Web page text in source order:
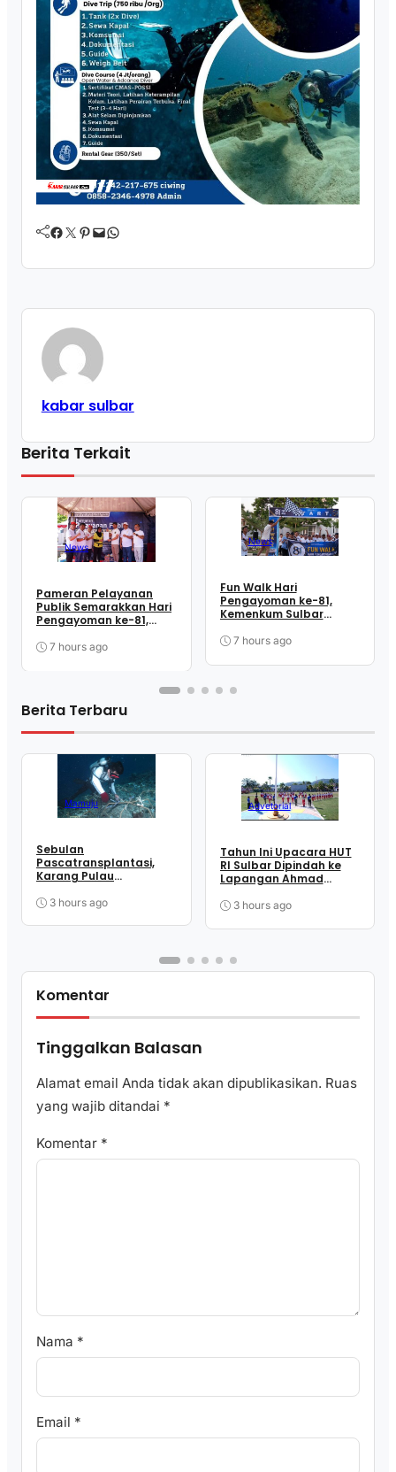
Facebook Twitter Pinterest Mail WhatsApp
kabar sulbar
Berita Terkait
News
Pameran Pelayanan
Publik Semarakkan Hari
Pengayoman ke-81,
Dekatkan Layanan ke
7 hours ago
News
Fun Walk Hari
Pengayoman ke-81,
Kemenkum Sulbar
Perkuat Kebersamaan
7 hours ago
Berita Terbaru
Mamuju
Sebulan
Pascatransplantasi,
Karang Pulau
Dimonitor
3 hours ago
Advetorial
Tahun Ini Upacara HUT
RI Sulbar Dipindah ke
Lapangan Ahmad
3 hours ago
Komentar
Tinggalkan Balasan
Alamat email Anda tidak akan dipublikasikan. Ruas
yang wajib ditandai *
Komentar *
Nama *
Email *